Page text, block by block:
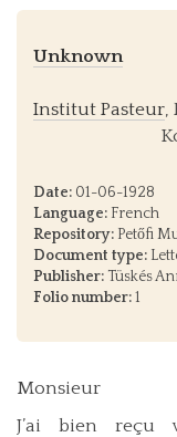
Unknown
Institut Pasteur,
Date: 01-06-1928
Language: French
Repository: Petőfi
Document type:
Publisher: Tüskés
Folio number:1
Monsieur
J’ai bien reçu